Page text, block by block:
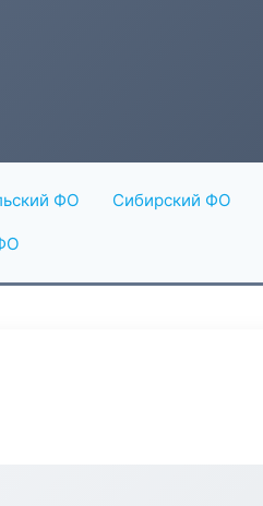
ФО Сибирский ФО